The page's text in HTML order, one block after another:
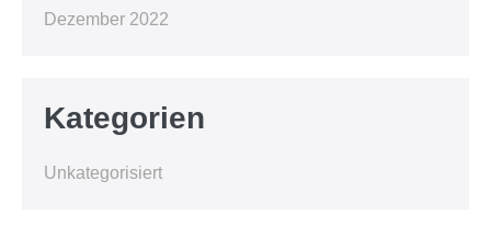
Dezember 2022
Kategorien
Unkategorisiert